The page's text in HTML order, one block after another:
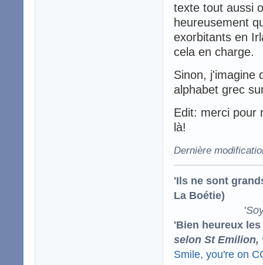
texte tout aussi
heureusement
exorbitants en
cela en charge.
Sinon, j'imagine
alphabet grec
Edit: merci pour
là!
Dernière
'Ils ne sont
La Boétie)
'
'Bien heureux
selon St Emilion,
Smile, you're on